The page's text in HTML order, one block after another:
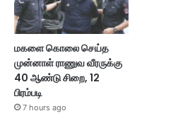
மகளை கொலை செய்த
முன்னாள் ராணுவ வீரருக்கு
40 ஆண்டு சிறை, 12
பிரம்படி
7 hours ago